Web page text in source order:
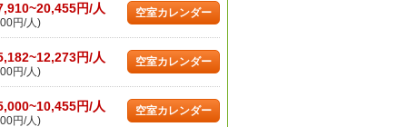
円/人
円/人)
空室カレンダー
円/人
円/人)
空室カレンダー
円/人
円/人)
空室カレンダー